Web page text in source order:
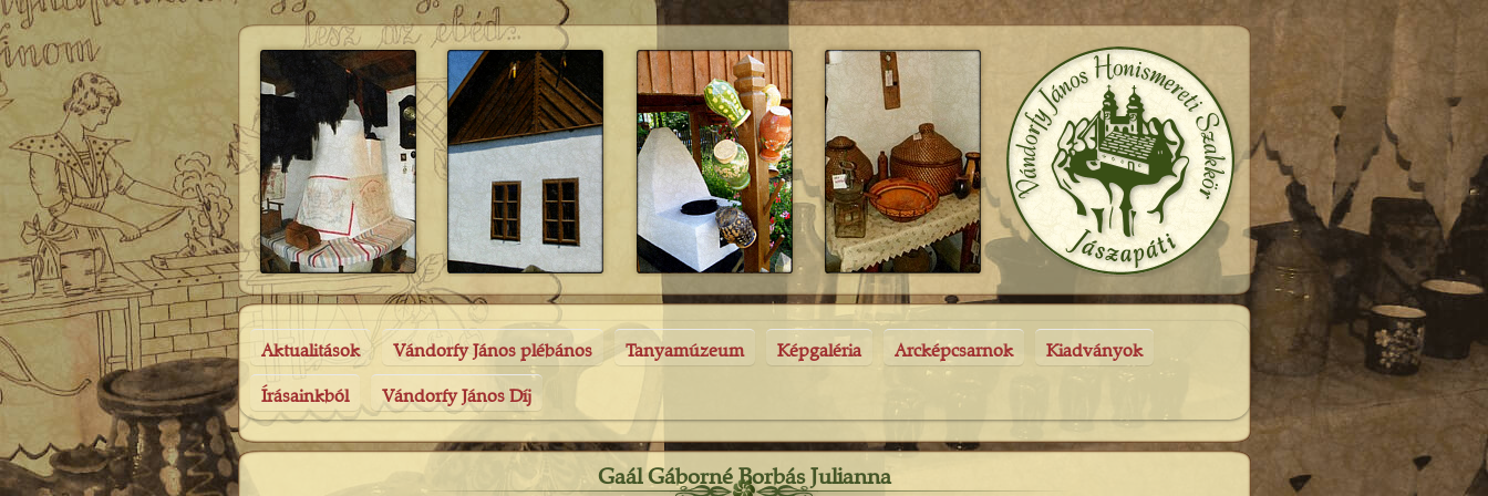
Aktualitások Vándorfy János plébános Tanyamúzeum Képgaléria Arcképcsarnok Kiadványok
Írásainkból Vándorfy János Díj
Gaál Gáborné Borbás Julianna